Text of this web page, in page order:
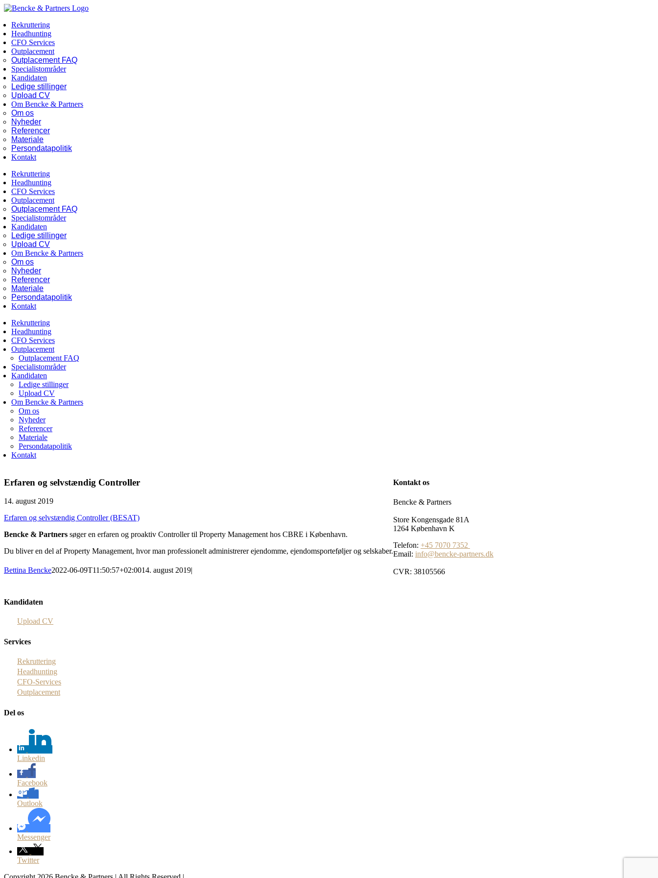
Skip
content
Facebook
LinkedIn
Rekruttering
Headhunting
CFO Services
Outplacement
Outplacement FAQ
Specialistområder
Kandidaten
Ledige stillinger
Upload CV
Om Bencke & Partners
Om os
Nyheder
Referencer
Materiale
Persondatapolitik
Kontakt
Rekruttering
Headhunting
CFO Services
Outplacement
Outplacement FAQ
Specialistområder
Kandidaten
Ledige stillinger
Upload CV
Om Bencke & Partners
Om os
Nyheder
Referencer
Materiale
Persondatapolitik
Kontakt
Rekruttering
Headhunting
CFO Services
Outplacement
Outplacement FAQ
Specialistområder
Kandidaten
Ledige stillinger
Upload CV
Om Bencke & Partners
Om os
Nyheder
Referencer
Materiale
Persondatapolitik
Kontakt
Erfaren og selvstændig Controller
14. august 2019
Erfaren og selvstændig Controller (BESAT)
Bencke & Partners søger en erfaren og proaktiv Controller til Property Management hos CBRE i København.
Du bliver en del af Property Management, hvor man professionelt administrerer ejendomme, ejendomsporteføljer og selskaber.
Bettina Bencke2022-06-09T11:50:57+02:0014. august 2019|
Kontakt os
Bencke & Partners
Store Kongensgade 81A
1264 København K
Telefon: +45 7070 7352
Email: info@bencke-partners.dk
CVR: 38105566
Kandidaten
Upload CV
Services
Rekruttering
Headhunting
CFO-Services
Outplacement
Del os
Linkedin
Facebook
Outlook
Messenger
Twitter